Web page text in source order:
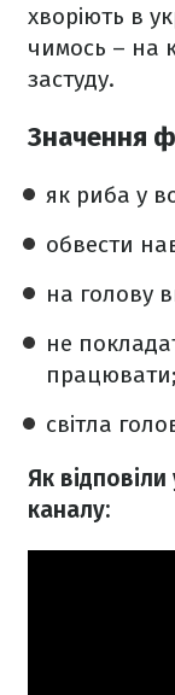
хворіють в
чимось – на
застуду.
Значення
як риба у
обвести
на голову
не
працювати;
світла
Як відповіли
каналу: